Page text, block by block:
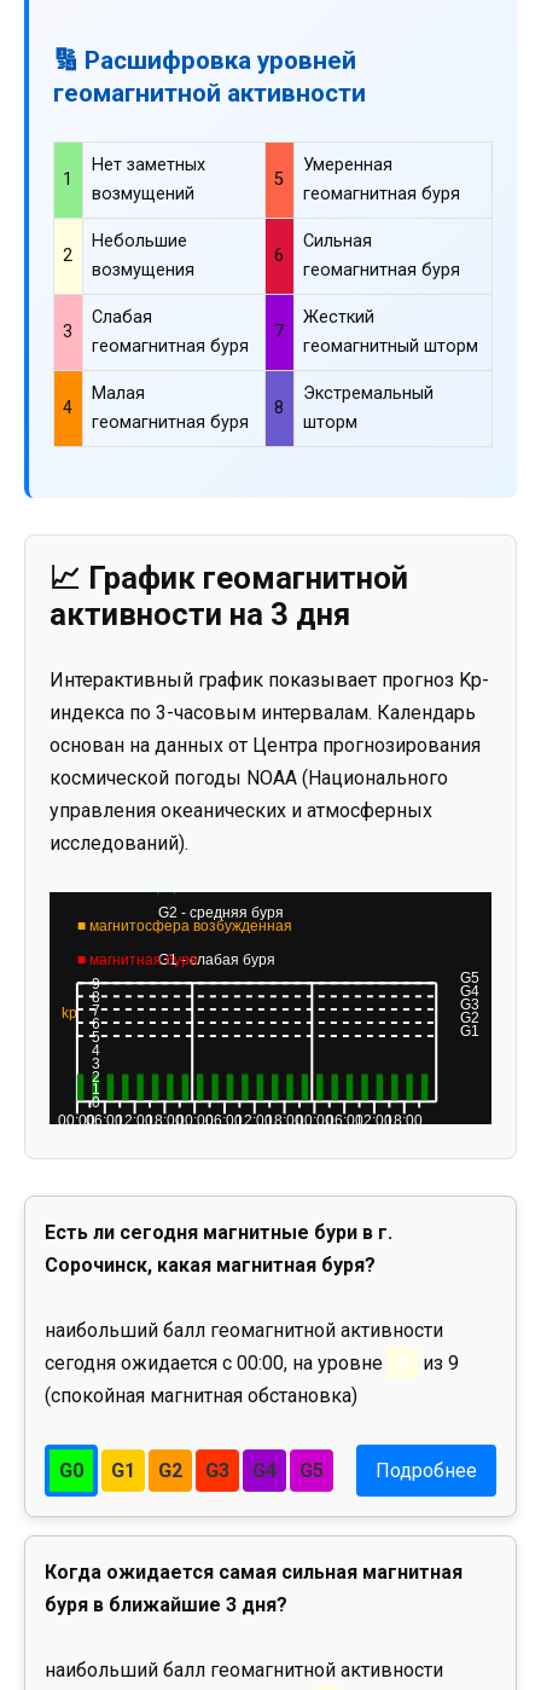
🔢 Расшифровка уровней
геомагнитной активности
1
Нет заметных
возмущений
5
Умеренная
геомагнитная буря
2
Небольшие
возмущения
6
Сильная
геомагнитная буря
3
Слабая
геомагнитная буря
7
Жесткий
геомагнитный шторм
4
Малая
геомагнитная буря
8
Экстремальный
шторм
📈 График геомагнитной
активности на 3 дня
Интерактивный график показывает прогноз Kp-
индекса по 3-часовым интервалам. Календарь
основан на данных от Центра прогнозирования
космической погоды NOAA (Национального
управления океанических и атмосферных
исследований).
Есть ли сегодня магнитные бури в г.
Сорочинск, какая магнитная буря?
наибольший балл геомагнитной активности
сегодня ожидается с 00:00, на уровне
0
из 9
(спокойная магнитная обстановка)
G0 G1 G2 G3 G4 G5 Подробнее
Когда ожидается самая сильная магнитная
буря в ближайшие 3 дня?
наибольший балл геомагнитной активности